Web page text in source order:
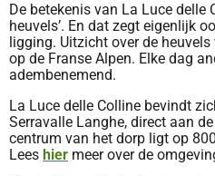
De betekenis van La Luce delle
heuvels’. En dat zegt eigenlijk
ligging. Uitzicht over de
op de Franse Alpen. Elke dag
adembenemend.
La Luce delle Colline bevindt
Serravalle Langhe, direct aan
centrum van het dorp ligt op
Lees hier meer over de